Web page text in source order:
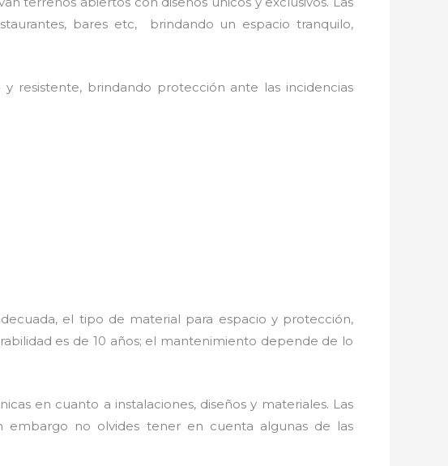
bares etc, brindando un espacio tranquilo,
resistente, brindando protección ante las incidencias
el tipo de material para espacio y protección,
es de 10 años; el mantenimiento depende de lo
en cuanto a instalaciones, diseños y materiales. Las
embargo no olvides tener en cuenta algunas de las